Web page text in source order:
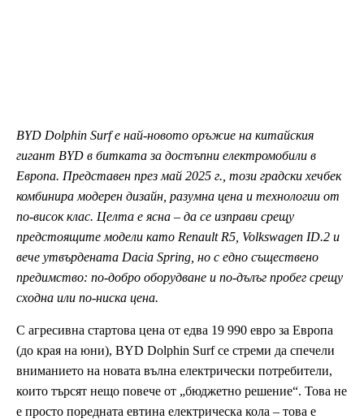
BYD Dolphin Surf е най-новото оръжие на китайския
гигант BYD в битката за достъпни електромобили в
Европа. Представен през май 2025 г., този градски хечбек
комбинира модерен дизайн, разумна цена и технологии от
по-висок клас. Целта е ясна – да се изправи срещу
предстоящите модели като Renault R5, Volkswagen ID.2 и
вече утвърдената Dacia Spring, но с едно съществено
предимство: по-добро оборудване и по-дълъг пробег срещу
сходна или по-ниска цена.
С агресивна стартова цена от едва 19 990 евро за Европа
(до края на юни), BYD Dolphin Surf се стреми да спечели
вниманието на новата вълна електрически потребители,
които търсят нещо повече от „бюджетно решение“. Това не
е просто поредната евтина електрическа кола – това е